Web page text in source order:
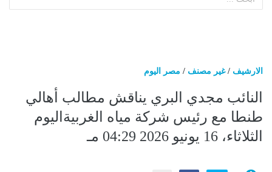
الارشيف /غير مصنف / مصر اليوم
النائب مجدي البري يناقش مطالب أهالي
طنطا مع رئيس شركة مياه الغربيةاليوم
الثلاثاء، 16 يونيو 2026 04:29 مـ